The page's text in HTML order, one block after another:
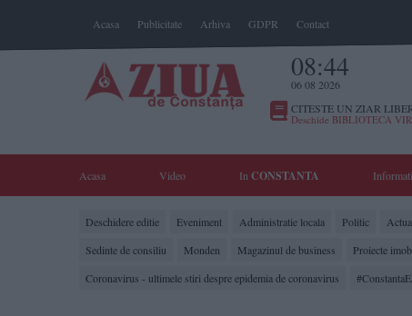
Acasa Publicitate Arhiva GDPR Contact
08:44
06 08 2026
CITESTE UN ZIAR
Deschide BIBLIOTECA
Acasa Video In CONSTANTA
Deschidere editie Eveniment Administratie locala Politic
Sedinte de consiliu
Monden Magazinul de business Proiecte
Coronavirus - ultimele stiri despre epidemia de coronavirus